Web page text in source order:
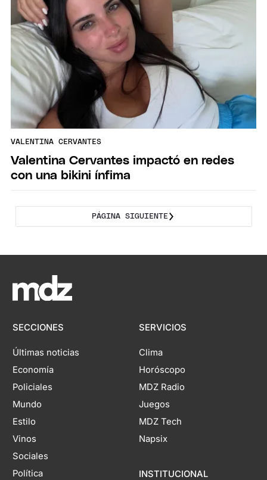
VALENTINA CERVANTES
Valentina Cervantes impactó en redes
con una bikini ínfima
PÁGINA SIGUIENTE
SECCIONES
Últimas noticias
Economía
Policiales
Mundo
Estilo
Vinos
Sociales
Política
SERVICIOS
Clima
Horóscopo
MDZ Radio
Juegos
MDZ Tech
Napsix
INSTITUCIONAL